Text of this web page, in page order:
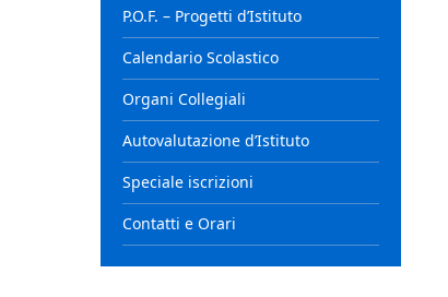
P.O.F. – Progetti d’Istituto
Calendario Scolastico
Organi Collegiali
Autovalutazione d’Istituto
Speciale iscrizioni
Contatti e Orari